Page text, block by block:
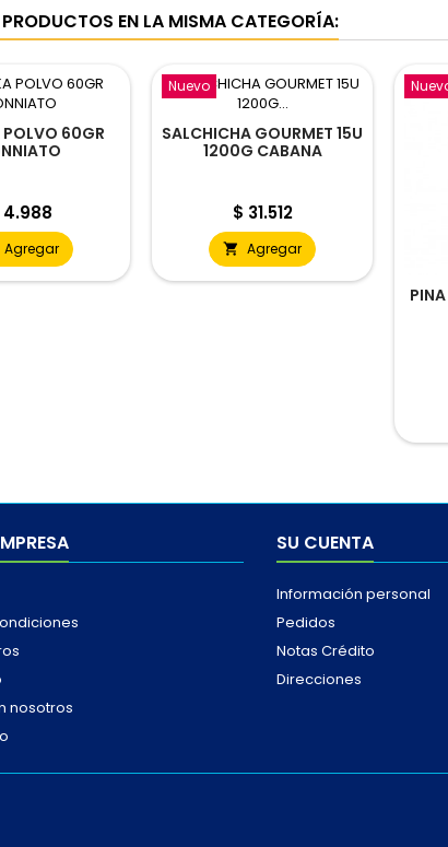
EN LA MISMA CATEGORÍA:
POLVO 60GR
4.988
Agregar
Nuevo
SALCHICHA GOURMET 15U
1200G CABANA
Precio
$ 31.512
 Agregar
nosotros
SU CUENTA
Información personal
Pedidos
Notas Crédito
Direcciones